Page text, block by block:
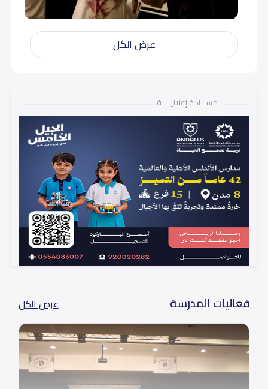
عرض الكل
مســـاحة إعلانيـــــة
فعاليات المدرسة عرض الكل